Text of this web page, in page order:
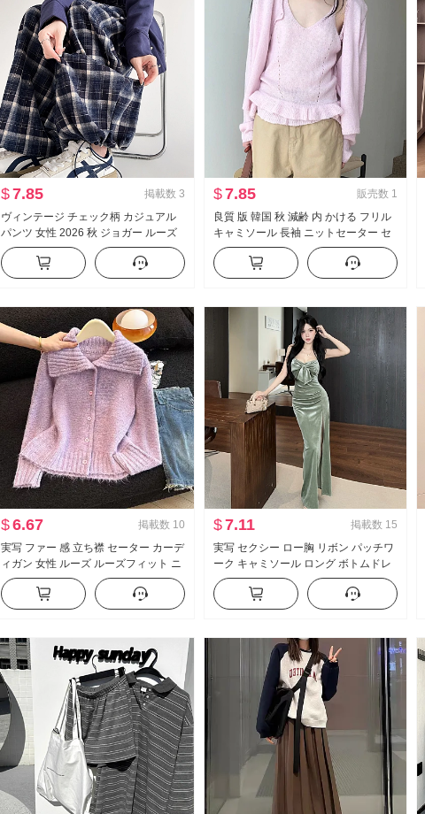
$7.85 掲載数 3
ヴィンテージ チェック柄 カジュアル
パンツ 女性 2026 秋 ジョガー ルーズ
フィット ルーズ 風 ワイドパンツ フロ
アレングス 曲げナイフ カジュアルパ
ンツ 女性
$7.85 販売数 1
良質 版 韓国 秋 減齢 内 かける フリル
キャミソール 長袖 ニットセーター セ
ーター ツーピースセット モヘア
$6.67 掲載数 10
実写 ファー 感 立ち襟 セーター カーデ
ィガン 女性 ルーズ ルーズフィット ニ
ット コート 2025 秋冬 新品 トップス
chic
$7.11 掲載数 15
実写 セクシー ロー胸 リボン パッチワ
ーク キャミソール ロング ボトムドレ
ス フリース 材料